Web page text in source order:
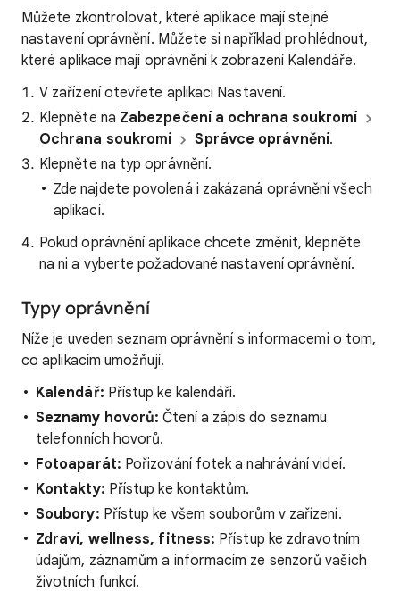
Můžete zkontrolovat, které aplikace mají stejné
nastavení oprávnění. Můžete si například prohlédnout,
které aplikace mají oprávnění k zobrazení Kalendáře.
V zařízení otevřete aplikaci Nastavení.
Klepněte na Zabezpečení a ochrana soukromí
Ochrana soukromí
Správce oprávnění.
Klepněte na typ oprávnění.
Zde najdete povolená i zakázaná oprávnění všech
aplikací.
Pokud oprávnění aplikace chcete změnit, klepněte
na ni a vyberte požadované nastavení oprávnění.
Typy oprávnění
Níže je uveden seznam oprávnění s informacemi o tom,
co aplikacím umožňují.
Kalendář: Přístup ke kalendáři.
Seznamy hovorů: Čtení a zápis do seznamu
telefonních hovorů.
Fotoaparát: Pořizování fotek a nahrávání videí.
Kontakty: Přístup ke kontaktům.
Soubory: Přístup ke všem souborům v zařízení.
Zdraví, wellness, fitness: Přístup ke zdravotním
údajům, záznamům a informacím ze senzorů vašich
životních funkcí.